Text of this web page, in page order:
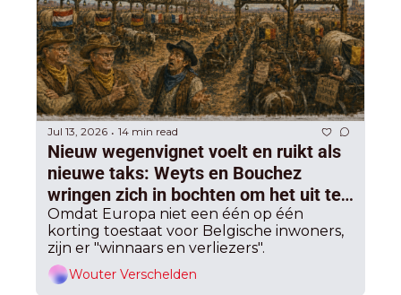
Jul 13, 2026 • 14 min read
Nieuw wegenvignet voelt en ruikt als
nieuwe taks: Weyts en Bouchez
wringen zich in bochten om het uit te
leggen, Anders mee in bad via Brussel
Omdat Europa niet een één op één
korting toestaat voor Belgische inwoners,
zijn er "winnaars en verliezers".
Wouter Verschelden